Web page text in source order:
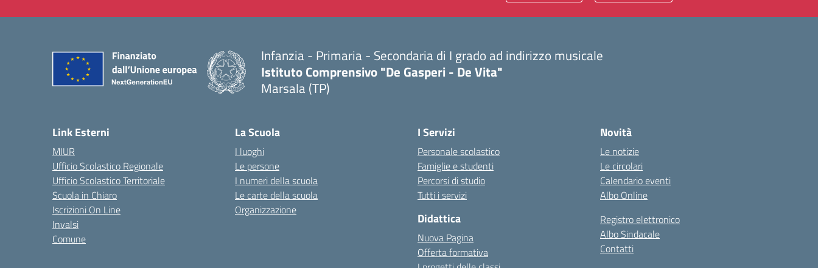
Infanzia - Primaria - Secondaria di I grado ad indirizzo musicale
Istituto Comprensivo "De Gasperi - De Vita"
Marsala (TP)
Link Esterni
MIUR
Ufficio Scolastico Regionale
Ufficio Scolastico Territoriale
Scuola in Chiaro
Iscrizioni On Line
Invalsi
Comune
La Scuola
I luoghi
Le persone
I numeri della scuola
Le carte della scuola
Organizzazione
I Servizi
Personale scolastico
Famiglie e studenti
Percorsi di studio
Tutti i servizi
Didattica
Nuova Pagina
Offerta formativa
Novità
Le notizie
Le circolari
Calendario eventi
Albo Online
Registro elettronico
Albo Sindacale
Contatti